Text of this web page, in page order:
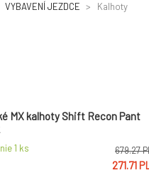
VYBAVENÍ JEZDCE Kalhoty
MX kalhoty Shift Recon Pant
1 ks 679.27
271.71